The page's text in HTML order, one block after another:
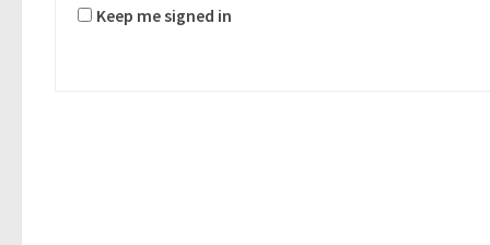
Keep me signed in